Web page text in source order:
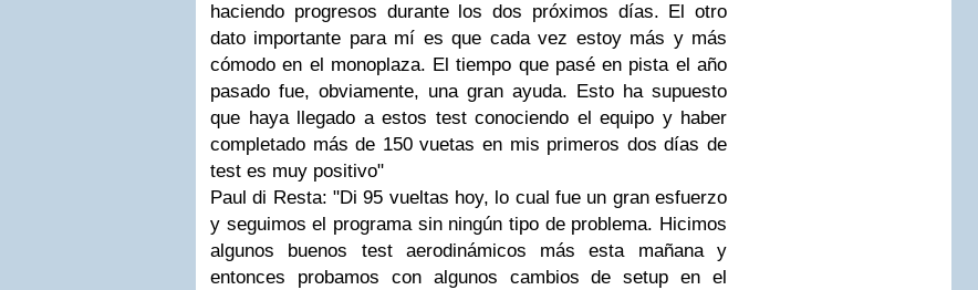
haciendo progresos durante los dos próximos días. El otro
dato importante para mí es que cada vez estoy más y más
cómodo en el monoplaza. El tiempo que pasé en pista el año
pasado fue, obviamente, una gran ayuda. Esto ha supuesto
que haya llegado a estos test conociendo el equipo y haber
completado más de 150 vuetas en mis primeros dos días de
test es muy positivo"
Paul di Resta: "Di 95 vueltas hoy, lo cual fue un gran esfuerzo
y seguimos el programa sin ningún tipo de problema. Hicimos
algunos buenos test aerodinámicos más esta mañana y
entonces probamos con algunos cambios de setup en el